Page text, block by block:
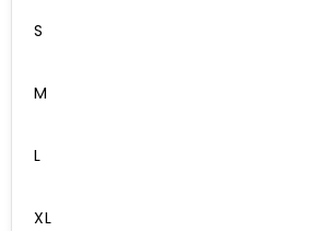
S
M
L
XL